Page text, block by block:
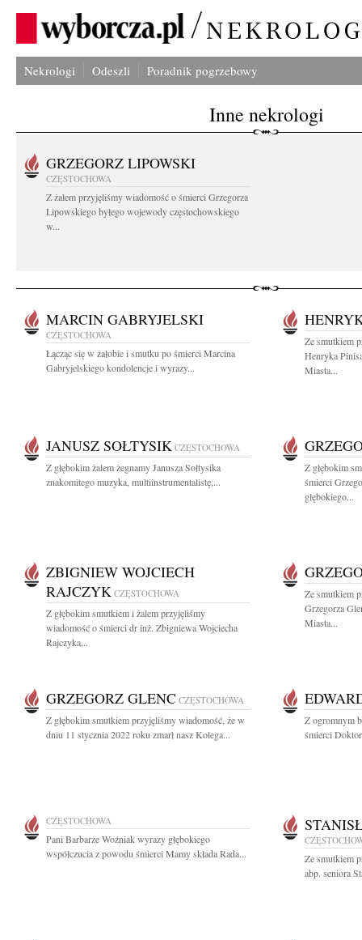
Nekrologi Odeszli Poradnik pogrzebowy
Inne nekrologi
GRZEGORZ LIPOWSKI
CZĘSTOCHOWA
Z żalem przyjęliśmy wiadomość o śmierci Grzegorza
Lipowskiego byłego wojewody częstochowskiego
w...
MARCIN GABRYJELSKI
CZĘSTOCHOWA
Łącząc się w żałobie i smutku po śmierci Marcina
Gabryjelskiego kondolencje i wyrazy...
Ze smutkiem
Henryka
Miasta...
JANUSZ SOŁTYSIK CZĘSTOCHOWA
Z głębokim żalem żegnamy Janusza Sołtysika
znakomitego muzyka, multiinstrumentalistę,...
Z głębokim
śmierci
głębokiego...
ZBIGNIEW WOJCIECH
RAJCZYK CZĘSTOCHOWA
Z głębokim smutkiem i żalem przyjęliśmy
wiadomość o śmierci dr inż. Zbigniewa Wojciecha
Rajczyka...
Ze smutkiem
Grzegorza
Miasta...
GRZEGORZ GLENC CZĘSTOCHOWA
Z głębokim smutkiem przyjęliśmy wiadomość, że w
dniu 11 stycznia 2022 roku zmarł nasz Kolega...
Z ogromnym
śmierci
CZĘSTOCHOWA
Pani Barbarze Woźniak wyrazy głębokiego
współczucia z powodu śmierci Mamy składa Rada...
Ze smutkiem
abp. seniora